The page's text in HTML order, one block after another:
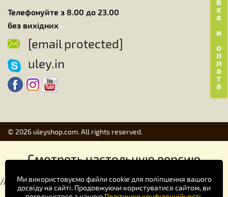
Телефонуйте з 8.00 до 23.00
без вихідних
[email protected]
uley.in
© 2026 uleyshop.com. All rights reserved.
Ми використовуємо файли cookie для поліпшення вашого
досвіду на сайті. Продовжуючи користуватися сайтом, ви
Смотреть настольную версию
//